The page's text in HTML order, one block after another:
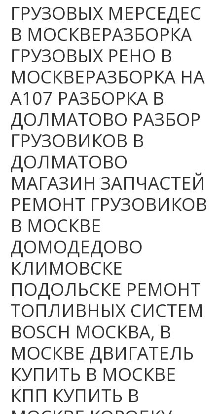
ГРУЗОВЫХ МЕРСЕДЕС
В МОСКВЕРАЗБОРКА
ГРУЗОВЫХ РЕНО В
МОСКВЕРАЗБОРКА НА
А107 РАЗБОРКА В
ДОЛМАТОВО РАЗБОР
ГРУЗОВИКОВ В
ДОЛМАТОВО
МАГАЗИН ЗАПЧАСТЕЙ
РЕМОНТ ГРУЗОВИКОВ
В МОСКВЕ
ДОМОДЕДОВО
КЛИМОВСКЕ
ПОДОЛЬСКЕ РЕМОНТ
ТОПЛИВНЫХ СИСТЕМ
BOSCH МОСКВА, В
МОСКВЕ ДВИГАТЕЛЬ
КУПИТЬ В МОСКВЕ
КПП КУПИТЬ В